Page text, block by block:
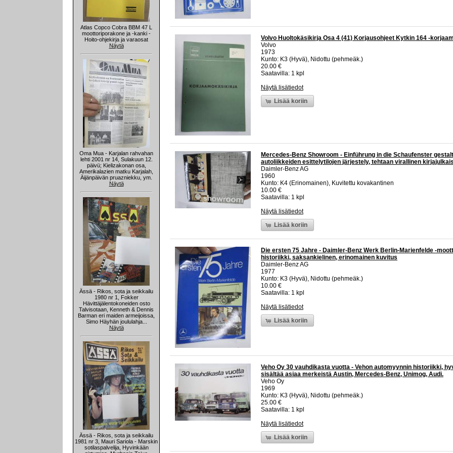
Atlas Copco Cobra BBM 47 L
moottoriporakone ja -kanki -
Hoito-ohjekirja ja varaosat
Näytä
Oma Mua - Karjalan rahvahan
lehti 2001 nr 14, Sulakuun 12.
päivü; Kielizakonan osa,
Amerikalazien matku Karjalah,
Äijänpäivän pruazniekku, ym.
Näytä
Ässä - Rikos, sota ja seikkailu
1980 nr 1, Fokker
Hävittäjälentokoneiden osto
Talvisotaan, Kenneth & Dennis
Barman eri maiden armeijoissa,
Simo Häyhän joululahja...
Näytä
Ässä - Rikos, sota ja seikkailu
1981 nr 3, Mauri Sariola - Marskin
sotilaspalvelija, Hyvinkään
Volvo Huoltokäsikirja Osa 4 (41) Korjausohjeet Kytkin 164 -
Volvo
1973
Kunto: K3 (Hyvä), Nidottu (pehmeäk.)
20.00 €
Saatavilla: 1 kpl
Näytä lisätiedot
Lisää koriin
Mercedes-Benz Showroom - Einführung in die Schaufenster
autoliikkeiden esittelytilojen järjestely, tehtaan virallinen
Daimler-Benz AG
1960
Kunto: K4 (Erinomainen), Kuvitettu kovakantinen
10.00 €
Saatavilla: 1 kpl
Näytä lisätiedot
Lisää koriin
Die ersten 75 Jahre - Daimler-Benz Werk Berlin-Marienfelde -
historiikki, saksankielinen, erinomainen kuvitus
Daimler-Benz AG
1977
Kunto: K3 (Hyvä), Nidottu (pehmeäk.)
10.00 €
Saatavilla: 1 kpl
Näytä lisätiedot
Lisää koriin
Veho Oy 30 vauhdikasta vuotta - Vehon automyynnin historiikki,
sisältää asiaa merkeistä Austin, Mercedes-Benz, Unimog, Audi.
Veho Oy
1969
Kunto: K3 (Hyvä), Nidottu (pehmeäk.)
25.00 €
Saatavilla: 1 kpl
Näytä lisätiedot
Lisää koriin